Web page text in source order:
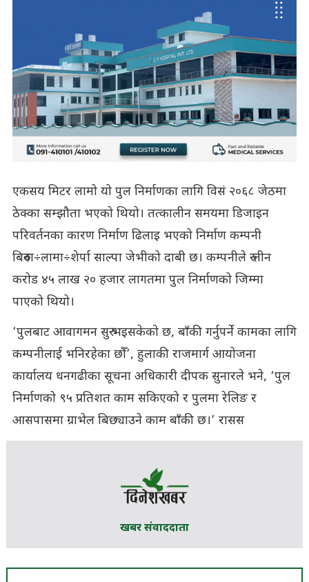
एकसय मिटर लामो यो पुल निर्माणका लागि विसं २०६८ जेठमा
ठेक्का सम्झौता भएको थियो। तत्कालीन समयमा डिजाइन
परिवर्तनका कारण निर्माण ढिलाइ भएको निर्माण कम्पनी
बिरुवा÷लामा÷शेर्पा साल्पा जेभीको दाबी छ। कम्पनीले रु तीन
करोड ४५ लाख २० हजार लागतमा पुल निर्माणको जिम्मा
पाएको थियो।
‘पुलबाट आवागमन सुरु भइसकेको छ, बाँकी गर्नुपर्ने कामका लागि
कम्पनीलाई भनिरहेका छौँ’, हुलाकी राजमार्ग आयोजना
कार्यालय धनगढीका सूचना अधिकारी दीपक सुनारले भने, ‘पुल
निर्माणको ९५ प्रतिशत काम सकिएको र पुलमा रेलिङ र
आसपासमा ग्राभेल बिछ्याउने काम बाँकी छ।’ रासस
खबर संवाददाता